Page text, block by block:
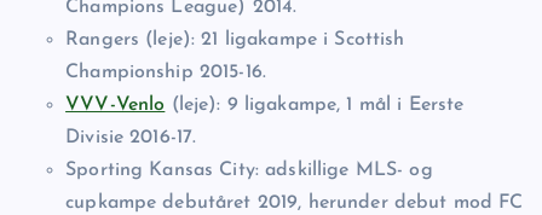
Champions League) 2014.
Rangers (leje): 21 ligakampe i Scottish
Championship 2015-16.
VVV-Venlo (leje): 9 ligakampe, 1 mål i Eerste
Divisie 2016-17.
Sporting Kansas City: adskillige MLS- og
cupkampe debutåret 2019, herunder debut mod FC